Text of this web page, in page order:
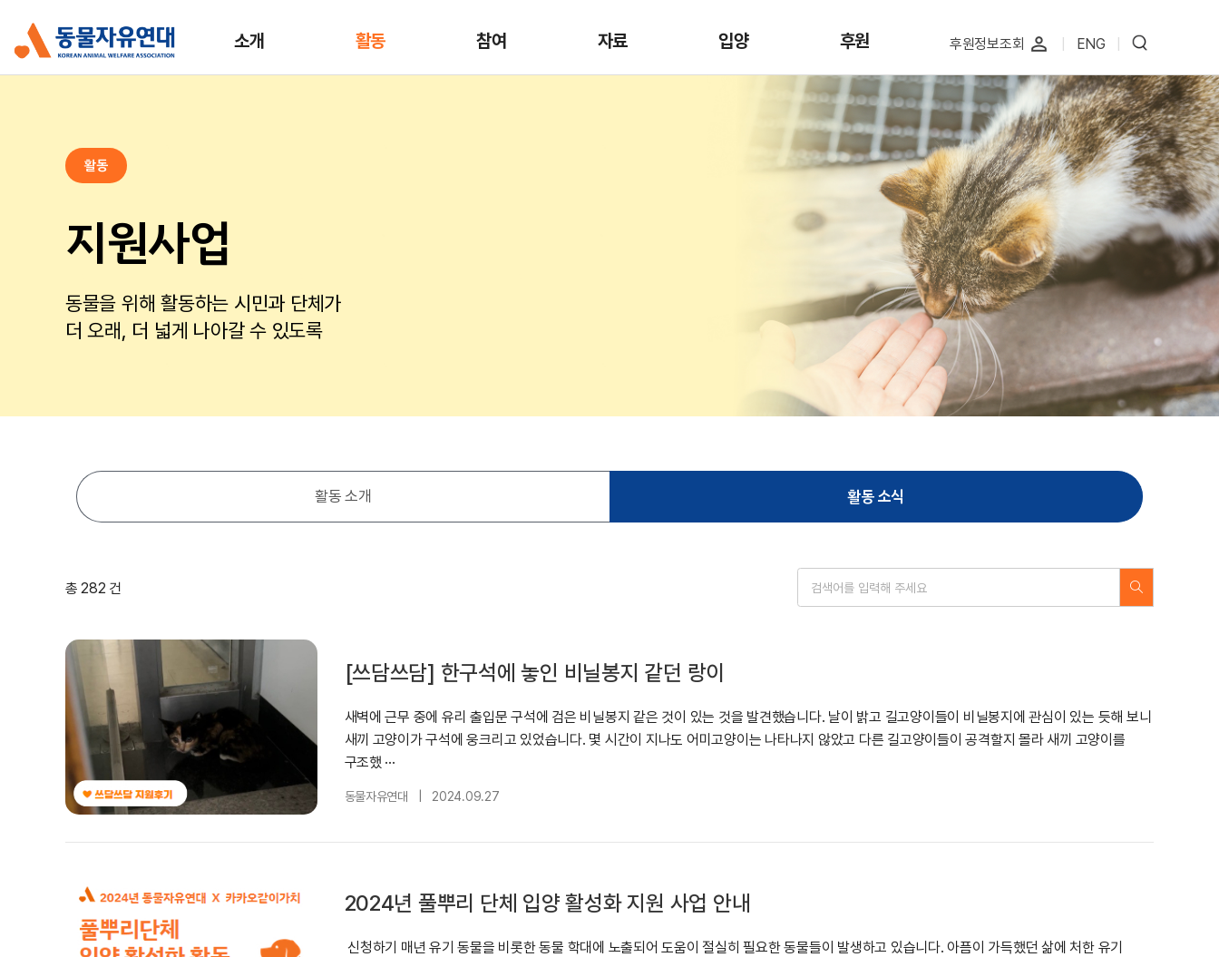
소개 활동 참여 자료 입양 후원 후원정보조회 perm_identity ENG
활동
지원사업
동물을 위해 활동하는 시민과 단체가
더 오래, 더 넓게 나아갈 수 있도록
활동 소개 활동 소식
총 282 건
[쓰담쓰담] 한구석에 놓인 비닐봉지 같던 랑이
새벽에 근무 중에 유리 출입문 구석에 검은 비닐봉지 같은 것이 있는 것을 발견했습니다. 날이 밝고 길고양이들이 비닐봉지에 관심이 있는 듯해 보니
새끼 고양이가 구석에 웅크리고 있었습니다. 몇 시간이 지나도 어미고양이는 나타나지 않았고 다른 길고양이들이 공격할지 몰라 새끼 고양이를
구조했 ···
동물자유연대 2024.09.27
2024년 풀뿌리 단체 입양 활성화 지원 사업 안내
신청하기 매년 유기 동물을 비롯한 동물 학대에 노출되어 도움이 절실히 필요한 동물들이 발생하고 있습니다. 아픔이 가득했던 삶에 처한 유기